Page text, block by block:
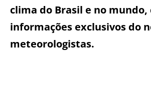
clima do Brasil e no mundo,
informações exclusivos do
meteorologistas.